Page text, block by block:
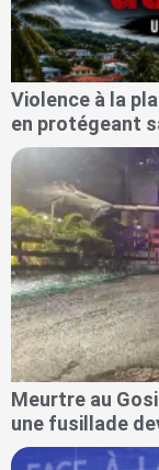
Violence à la
en protégeant
Meurtre au
une fusillade